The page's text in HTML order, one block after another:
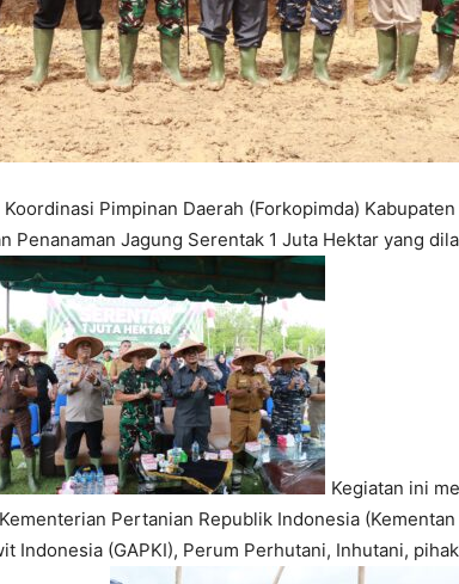
Pimpinan Daerah (Forkopimda)
Jagung Serentak 1 Juta Hektar yang
Kegiatan ini
Pertanian Republik Indonesia (Kementan
Indonesia (GAPKI), Perum Perhutani, Inhutani,